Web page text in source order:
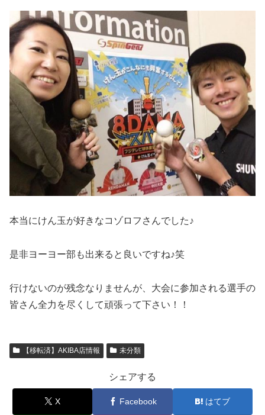
本当にけん玉が好きなコゾロフさんでした♪
是非ヨーヨー部も出来ると良いですね♪笑
行けないのが残念なりませんが、大会に参加される選手の
皆さん全力を尽くして頑張って下さい！！
【移転済】AKIBA店情報 未分類
シェアする
X Facebook はてブ